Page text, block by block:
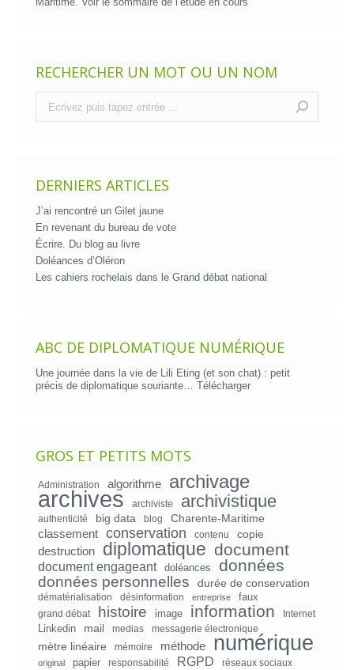
RECHERCHER UN MOT OU UN NOM
DERNIERS ARTICLES
J’ai rencontré un Gilet jaune
En revenant du bureau de vote
Écrire. Du blog au livre
Doléances d’Oléron
Les cahiers rochelais dans le Grand débat national
ABC DE DIPLOMATIQUE NUMÉRIQUE
Une journée dans la vie de Lili Eting (et son chat) : petit
précis de diplomatique souriante… Télécharger
GROS ET PETITS MOTS
Administration algorithme archivage
archives archiviste archivistique
authenticité big data blog
Charente-Maritime
classement
conservation contenu
copie
destruction
diplomatique document
document engageant doléances données
données personnelles durée de conservation
dématérialisation désinformation entreprise faux
grand débat histoire image information Internet
Linkedin mail medias messagerie électronique
mètre linéaire mémoire méthode numérique
original papier responsabilité RGPD réseaux sociaux